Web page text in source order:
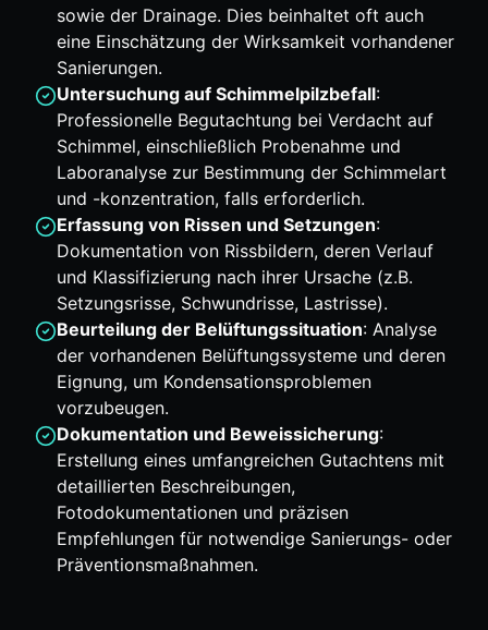
sowie der Drainage. Dies beinhaltet oft auch
eine Einschätzung der Wirksamkeit vorhandener
Sanierungen.
Untersuchung auf Schimmelpilzbefall:
Professionelle Begutachtung bei Verdacht auf
Schimmel, einschließlich Probenahme und
Laboranalyse zur Bestimmung der Schimmelart
und -konzentration, falls erforderlich.
Erfassung von Rissen und Setzungen:
Dokumentation von Rissbildern, deren Verlauf
und Klassifizierung nach ihrer Ursache (z.B.
Setzungsrisse, Schwundrisse, Lastrisse).
Beurteilung der Belüftungssituation: Analyse
der vorhandenen Belüftungssysteme und deren
Eignung, um Kondensationsproblemen
vorzubeugen.
Dokumentation und Beweissicherung:
Erstellung eines umfangreichen Gutachtens mit
detaillierten Beschreibungen,
Fotodokumentationen und präzisen
Empfehlungen für notwendige Sanierungs- oder
Präventionsmaßnahmen.